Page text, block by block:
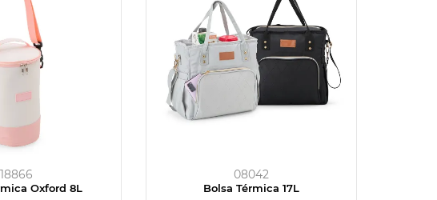
18866
Oxford 8L
08042
Bolsa Térmica 17L